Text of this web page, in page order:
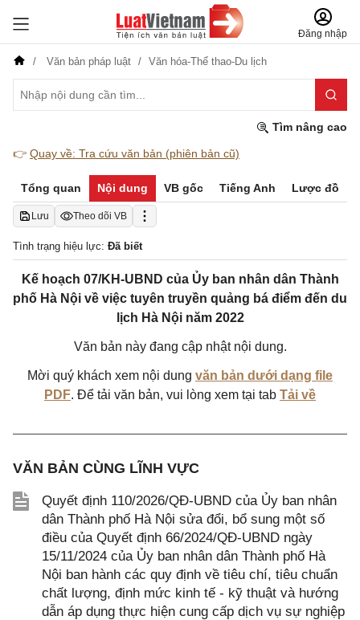
Đăng nhập
Văn bản pháp luật Văn hóa-Thể thao-Du lịch
Tìm nâng cao
👉 Quay về: Tra cứu văn bản (phiên bản cũ)
Tổng quan Nội dung VB gốc Tiếng Anh Lược đồ
Lưu Theo dõi VB
Tình trạng hiệu lực: Đã biết
Kế hoạch 07/KH-UBND của Ủy ban nhân dân Thành
phố Hà Nội về việc tuyên truyền quảng bá điểm đến du
lịch Hà Nội năm 2022
Văn bản này đang cập nhật nội dung.
Mời quý khách xem nội dung văn bản dưới dạng file
PDF. Để tải văn bản, vui lòng xem tại tab Tải về
VĂN BẢN CÙNG LĨNH VỰC
Quyết định 110/2026/QĐ-UBND của Ủy ban nhân
dân Thành phố Hà Nội sửa đổi, bổ sung một số
điều của Quyết định 66/2024/QĐ-UBND ngày
15/11/2024 của Ủy ban nhân dân Thành phố Hà
Nội ban hành các quy định về tiêu chí, tiêu chuẩn
chất lượng, định mức kinh tế - kỹ thuật và hướng
dẫn áp dụng thực hiện cung cấp dịch vụ sự nghiệp